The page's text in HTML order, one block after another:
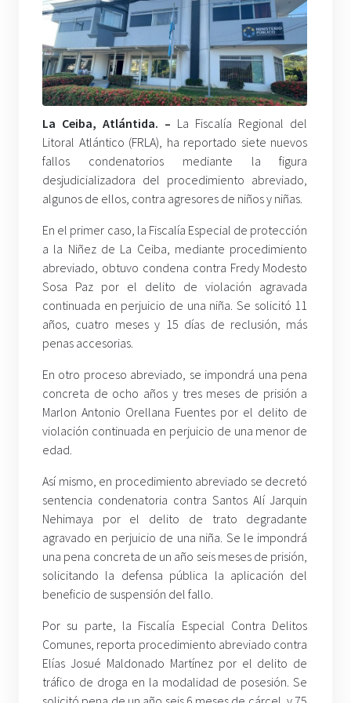
La Ceiba, Atlántida. – La Fiscalía Regional del
Litoral Atlántico (FRLA), ha reportado siete nuevos
fallos condenatorios mediante la figura
desjudicializadora del procedimiento abreviado,
algunos de ellos, contra agresores de niños y niñas.
En el primer caso, la Fiscalía Especial de protección
a la Niñez de La Ceiba, mediante procedimiento
abreviado, obtuvo condena contra Fredy Modesto
Sosa Paz por el delito de violación agravada
continuada en perjuicio de una niña. Se solicitó 11
años, cuatro meses y 15 días de reclusión, más
penas accesorias.
En otro proceso abreviado, se impondrá una pena
concreta de ocho años y tres meses de prisión a
Marlon Antonio Orellana Fuentes por el delito de
violación continuada en perjuicio de una menor de
edad.
Así mismo, en procedimiento abreviado se decretó
sentencia condenatoria contra Santos Alí Jarquin
Nehimaya por el delito de trato degradante
agravado en perjuicio de una niña. Se le impondrá
una pena concreta de un año seis meses de prisión,
solicitando la defensa pública la aplicación del
beneficio de suspensión del fallo.
Por su parte, la Fiscalía Especial Contra Delitos
Comunes, reporta procedimiento abreviado contra
Elías Josué Maldonado Martínez por el delito de
tráfico de droga en la modalidad de posesión. Se